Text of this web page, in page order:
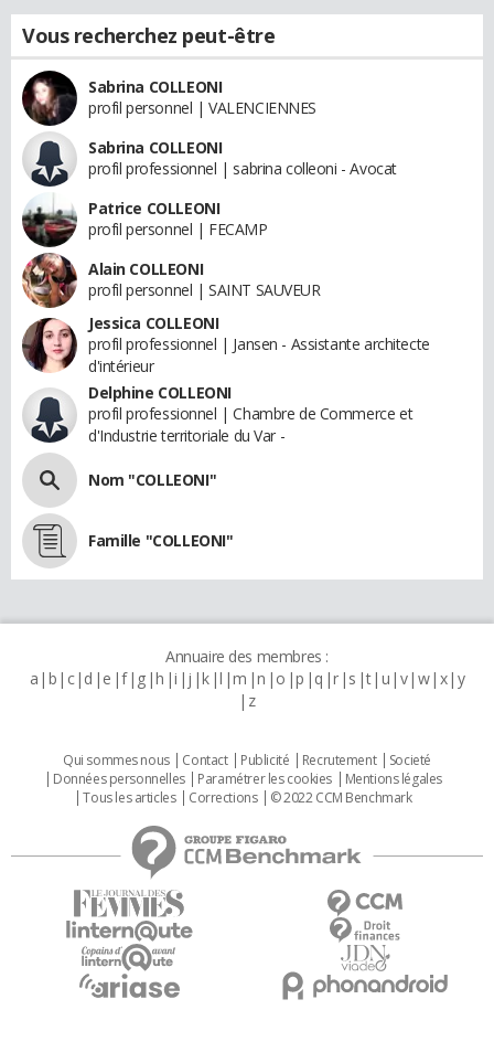
Vous recherchez peut-être
Sabrina COLLEONI
profil personnel | VALENCIENNES
Sabrina COLLEONI
profil professionnel | sabrina colleoni - Avocat
Patrice COLLEONI
profil personnel | FECAMP
Alain COLLEONI
profil personnel | SAINT SAUVEUR
Jessica COLLEONI
profil professionnel | Jansen - Assistante architecte
d'intérieur
Delphine COLLEONI
profil professionnel | Chambre de Commerce et
d'Industrie territoriale du Var -
Nom "COLLEONI"
Famille "COLLEONI"
Annuaire des membres :
a b c d e f g h i j k l m n o p q r s t u v w x y
z
Qui sommes nous Contact Publicité Recrutement
Societé
Données personnelles
Paramétrer les cookies
Mentions légales
Tous les articles
Corrections © 2022 CCM Benchmark